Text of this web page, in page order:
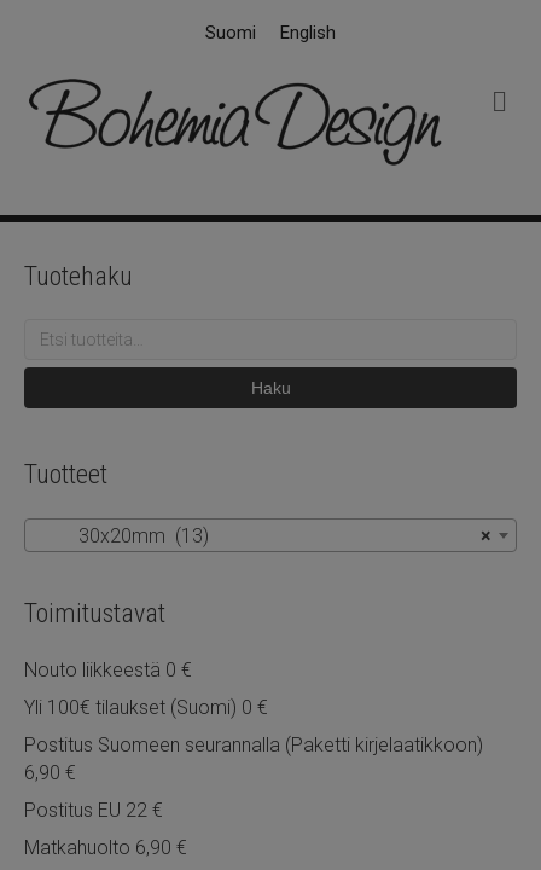
Suomi English
k
Tuotehaku
Etsi:
Haku
Tuotteet
×
30x20mm (13)
Toimitustavat
Nouto liikkeestä 0 €
Yli 100€ tilaukset (Suomi) 0 €
Postitus Suomeen seurannalla (Paketti kirjelaatikkoon)
6,90 €
Postitus EU 22 €
Matkahuolto 6,90 €